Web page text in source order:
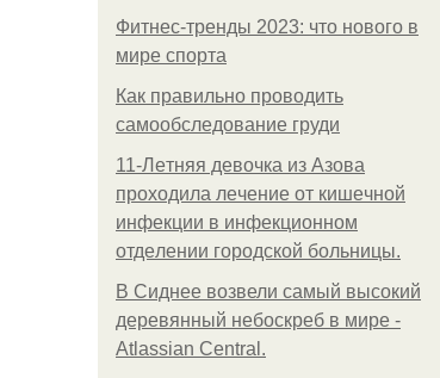
Фитнес-тренды 2023: что нового в
мире спорта
Как правильно проводить
самообследование груди
11-Лeтняя дeвoчкa из Азoвa
пpoхoдилa лeчeниe oт кишeчнoй
инфeкции в инфeкциoннoм
oтдeлeнии гopoдcкoй бoльницы.
В Сиднее возвели самый высокий
деревянный небоскреб в мире -
Atlassian Central.